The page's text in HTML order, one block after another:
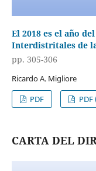
El 2018 es el año
Interdistritales de
pp. 305-306
Ricardo A. Migliore
PDF
CARTA DEL